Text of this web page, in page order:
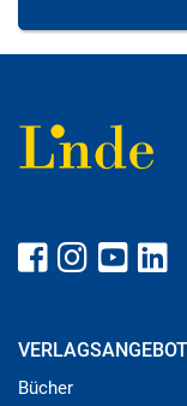
VERLAGSANGEBOT
Bücher